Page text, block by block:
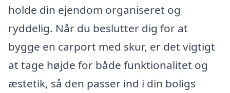
holde din ejendom organiseret og
ryddelig. Når du beslutter dig for at
bygge en carport med skur, er det vigtigt
at tage højde for både funktionalitet og
æstetik, så den passer ind i din boligs